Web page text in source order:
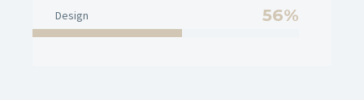
Design 56%